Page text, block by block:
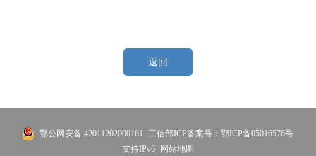
返回
鄂公网安备 42011202000161
工信部ICP备案号：鄂ICP备05016576号
支持IPv6 网站地图